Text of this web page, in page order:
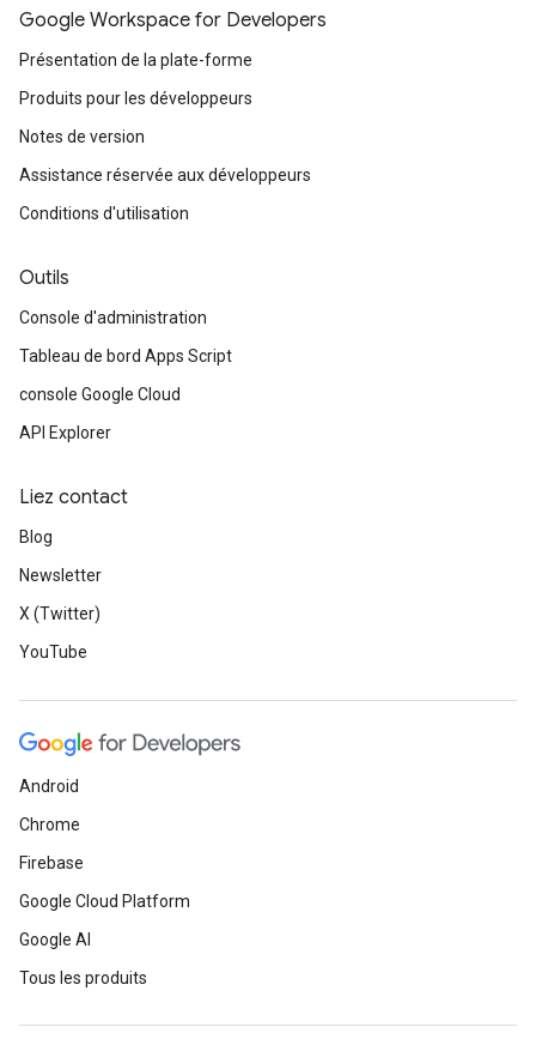
Google Workspace for Developers
Présentation de la plate-forme
Produits pour les développeurs
Notes de version
Assistance réservée aux développeurs
Conditions d'utilisation
Outils
Console d'administration
Tableau de bord Apps Script
console Google Cloud
API Explorer
Liez contact
Blog
Newsletter
X (Twitter)
YouTube
Android
Chrome
Firebase
Google Cloud Platform
Google AI
Tous les produits